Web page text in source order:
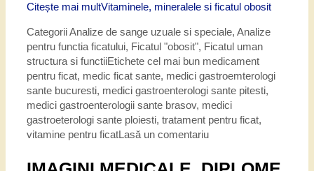
Citește mai multVitaminele, mineralele si ficatul obosit
CategoriiAnalize de sange uzuale si speciale, Analize
pentru functia ficatului, Ficatul "obosit", Ficatul uman
structura si functiiEtichete cel mai bun medicament
pentru ficat, medic ficat sante, medici gastroemterologi
sante bucuresti, medici gastroenterologi sante pitesti,
medici gastroenterologii sante brasov, medici
gastroeterologi sante ploiesti, tratament pentru ficat,
vitamine pentru ficatLasă un comentariu